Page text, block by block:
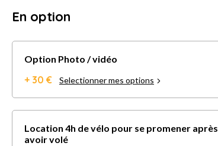
En option
Option Photo / vidéo
+ 30 € Selectionner mes options
Location 4h de vélo pour se promener après
avoir volé